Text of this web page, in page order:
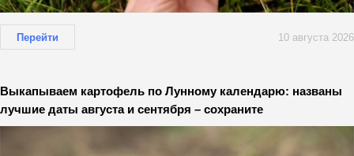
Перейти 10 августа 2026
Выкапываем картофель по Лунному календарю: названы
лучшие даты августа и сентября – сохраните